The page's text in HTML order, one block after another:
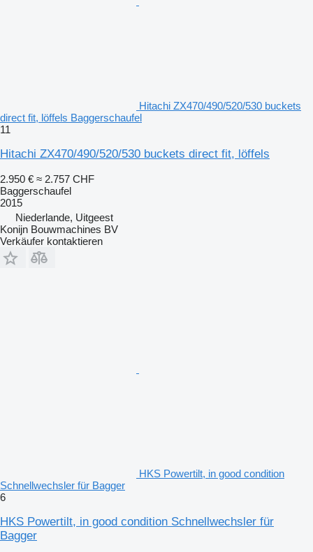
Hitachi ZX470/490/520/530 buckets
direct fit, löffels Baggerschaufel
11
Hitachi ZX470/490/520/530 buckets direct fit, löffels
2.950 € ≈ 2.757 CHF
Baggerschaufel
2015
Niederlande, Uitgeest
Konijn Bouwmachines BV
Verkäufer kontaktieren
HKS Powertilt, in good condition
Schnellwechsler für Bagger
6
HKS Powertilt, in good condition Schnellwechsler für
Bagger